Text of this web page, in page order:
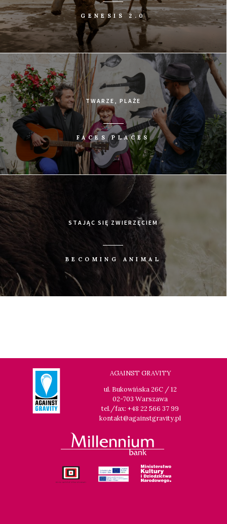
GENESIS 2.0
TWARZE, PLAŻE
FACES PLACES
STAJĄC SIĘ ZWIERZĘCIEM
BECOMING ANIMAL
AGAINST GRAVITY
ul. Bukowińska 26C / 12
02-703 Warszawa
tel./fax: +48 22 566 37 99
kontakt@againstgravity.pl